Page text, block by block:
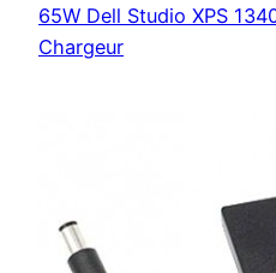
65W Dell Studio XPS
Chargeur